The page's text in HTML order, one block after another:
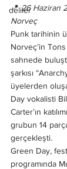
deliler
📍 26 Haziran
Norveç
Punk tarihinin
Norveç’in
sahnede
şarkısı
üyelerden
Day vokalisti
Carter’ın
grubun 14
gerçekleşti.
Green Day,
programında